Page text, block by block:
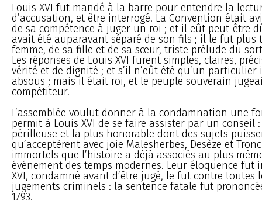
Louis XVI fut mandé à la barre pour entendre la
d’accusation, et être interrogé. La Convention était
de sa compétence à juger un roi ; et il eût peut-être
avait été auparavant séparé de son fils ; il le fut plus
femme, de sa fille et de sa sœur, triste prélude du
Les réponses de Louis XVI furent simples, claires,
vérité et de dignité ; et s’il n’eût été qu’un particulier
absous ; mais il était roi, et le peuple souverain
compétiteur.
L’assemblée voulut donner à la condamnation une
permit à Louis XVI de se faire assister par un conseil
périlleuse et la plus honorable dont des sujets
qu’acceptèrent avec joie Malesherbes, Desèze et
immortels que l’histoire a déjà associés au plus
événement des temps modernes. Leur éloquence fut
XVI, condamné avant d’être jugé, le fut contre toutes
jugements criminels : la sentence fatale fut
1793.